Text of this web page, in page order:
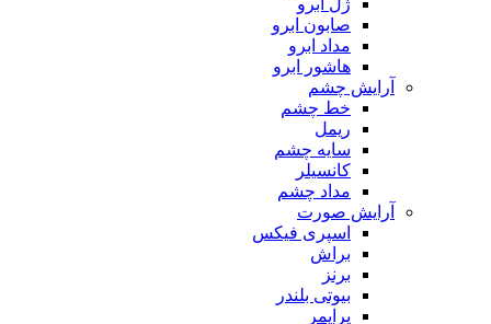
ژل ابرو
صابون ابرو
مداد ابرو
هاشور ابرو
آرایش چشم
خط چشم
ریمل
سایه چشم
کانسیلر
مداد چشم
آرایش صورت
اسپری فیکس
براش
برنز
بیوتی بلندر
پرایمر